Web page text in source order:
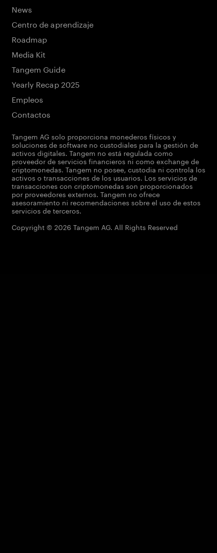
News
Centro de aprendizaje
Roadmap
Media Kit
Tangem Guide
Yearly Recap 2025
Empleos
Contactos
Tangem AG solo proporciona monederos físicos y
soluciones de software no custodiales para la gestión de
activos digitales. Tangem no está regulada como
proveedor de servicios financieros ni como exchange de
criptomonedas. Tangem no posee, custodia ni controla los
activos o transacciones de los usuarios. Los servicios de
transacciones con criptomonedas son proporcionados
por proveedores externos. Tangem no ofrece
asesoramiento ni recomendaciones sobre el uso de estos
servicios de terceros.